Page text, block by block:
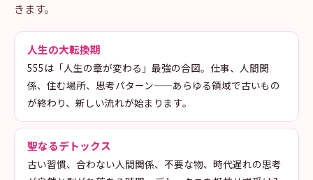
きます。
人生の大転換期
555は「人生の章が変わる」最強の合図。仕事、人間関
係、住む場所、思考パターン——あらゆる領域で古いもの
が終わり、新しい流れが始まります。
聖なるデトックス
古い習慣、合わない人間関係、不要な物、時代遅れの思考